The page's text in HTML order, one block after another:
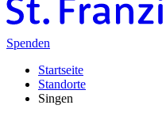
Spenden
Startseite
Standorte
Singen